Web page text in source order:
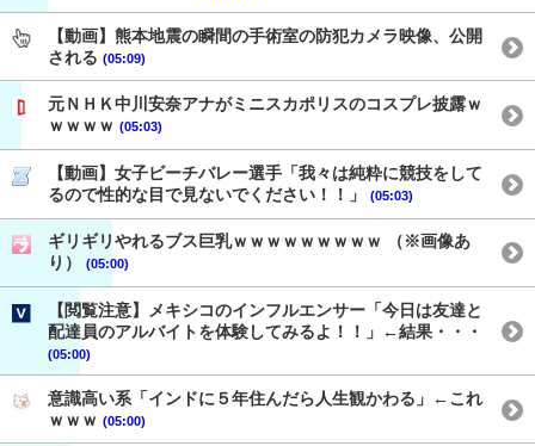
【動画】熊本地震の瞬間の手術室の防犯カメラ映像、公開
される (05:09)
元ＮＨＫ中川安奈アナがミニスカポリスのコスプレ披露ｗ
ｗｗｗｗ (05:03)
【動画】女子ビーチバレー選手「我々は純粋に競技をして
るので性的な目で見ないでください！！」
(05:03)
ギリギリやれるブス巨乳ｗｗｗｗｗｗｗｗｗ （※画像あ
り）
(05:00)
【閲覧注意】メキシコのインフルエンサー「今日は友達と
配達員のアルバイトを体験してみるよ！！」←結果・・・
(05:00)
意識高い系「インドに５年住んだら人生観かわる」←これ
ｗｗｗ (05:00)